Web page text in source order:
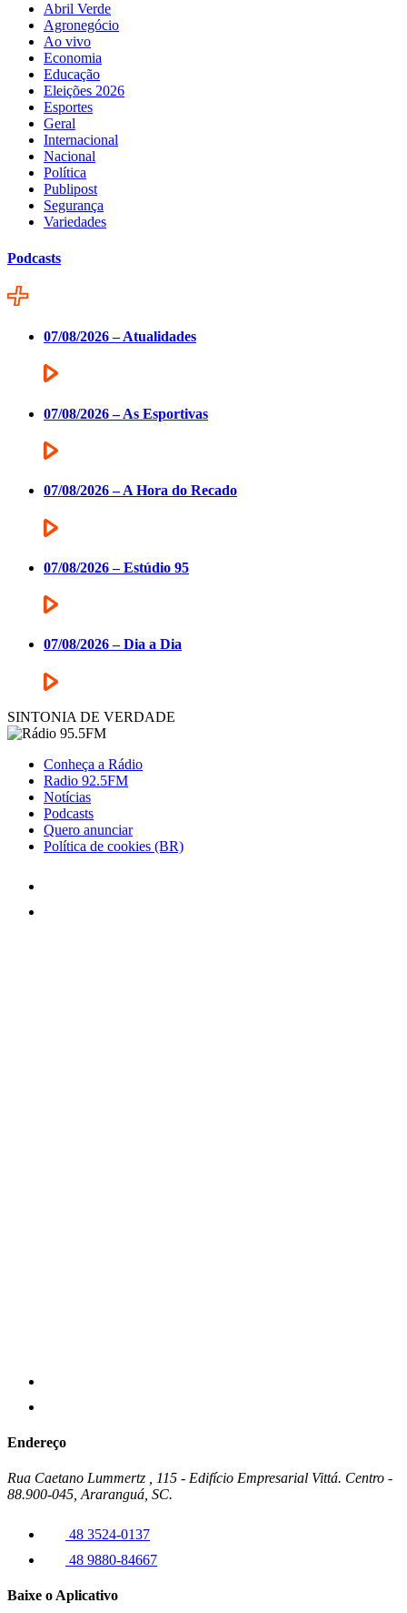
Abril Verde
Agronegócio
Ao vivo
Economia
Educação
Eleições 2026
Esportes
Geral
Internacional
Nacional
Política
Publipost
Segurança
Variedades
Podcasts
07/08/2026 – Atualidades
07/08/2026 – As Esportivas
07/08/2026 – A Hora do Recado
07/08/2026 – Estúdio 95
07/08/2026 – Dia a Dia
SINTONIA DE VERDADE
Conheça a Rádio
Radio 92.5FM
Notícias
Podcasts
Quero anunciar
Política de cookies (BR)
Endereço
Rua Caetano Lummertz , 115 - Edifício Empresarial Vittá. Centro -
88.900-045, Araranguá, SC.
48 3524-0137
48 9880-84667
Baixe o Aplicativo